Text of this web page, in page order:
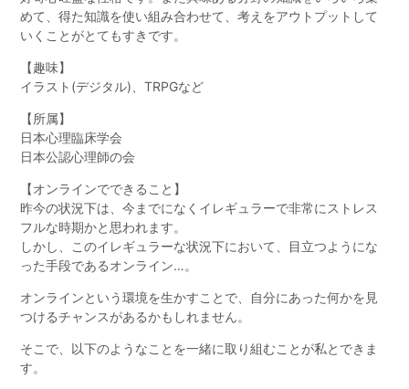
めて、得た知識を使い組み合わせて、考えをアウトプットして
いくことがとてもすきです。
【趣味】
イラスト(デジタル)、TRPGなど
【所属】
日本心理臨床学会
日本公認心理師の会
【オンラインでできること】
昨今の状況下は、今までになくイレギュラーで非常にストレス
フルな時期かと思われます。
しかし、このイレギュラーな状況下において、目立つようにな
った手段であるオンライン…。
オンラインという環境を生かすことで、自分にあった何かを見
つけるチャンスがあるかもしれません。
そこで、以下のようなことを一緒に取り組むことが私とできま
す。